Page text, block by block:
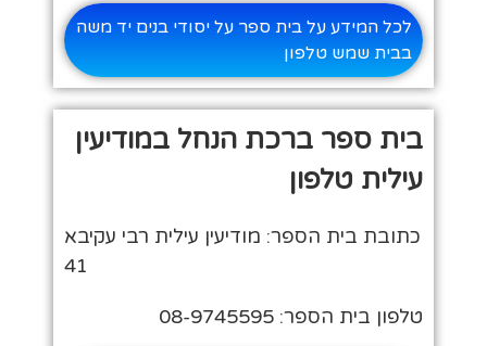
לכל המידע על בית ספר על יסודי בנים יד משה
בבית שמש טלפון
בית ספר ברכת הנחל במודיעין
עילית טלפון
כתובת בית הספר: מודיעין עילית רבי עקיבא
41
טלפון בית הספר: 08-9745595